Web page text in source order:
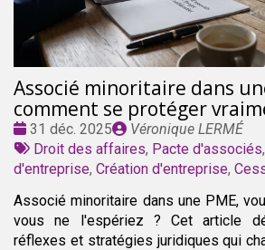
Associé minoritaire dans
comment se protéger
Date
:
31 déc. 2025
Publié
par
Véronique LERMÉ
Tags
:
Droit des affaires, Pacte d'associés,
d'entreprise, Création d'entreprise,
Associé minoritaire dans une PME,
vous ne l'espériez ? Cet article
réflexes et stratégies juridiques qui